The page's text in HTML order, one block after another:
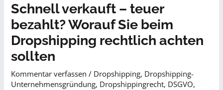
Schnell verkauft – teuer
bezahlt? Worauf Sie beim
Dropshipping rechtlich achten
sollten
Kommentar verfassen / Dropshipping, Dropshipping-
Unternehmensgründung, Dropshippingrecht, DSGVO,